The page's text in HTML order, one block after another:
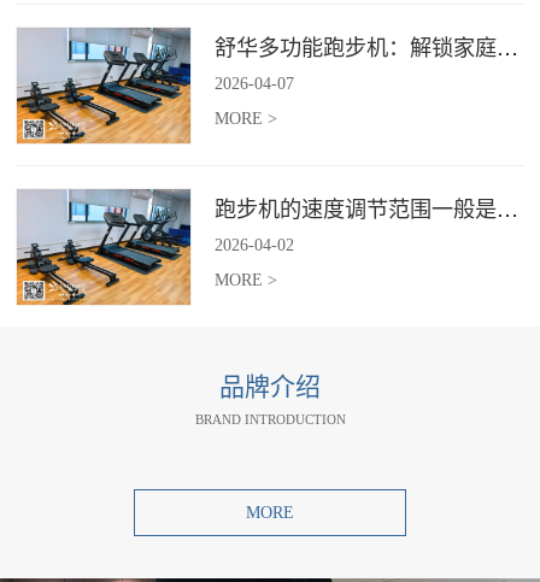
舒华多功能跑步机：解锁家庭健身新体验（体楷体育）
2026-04-07
MORE >
跑步机的速度调节范围一般是多少？
2026-04-02
MORE >
品牌介绍
BRAND INTRODUCTION
MORE